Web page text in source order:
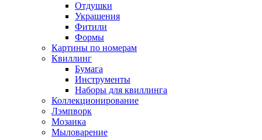
Отдушки
Украшения
Фитили
Формы
Картины по номерам
Квиллинг
Бумага
Инструменты
Наборы для квиллинга
Коллекционирование
Лэмпворк
Мозаика
Мыловарение